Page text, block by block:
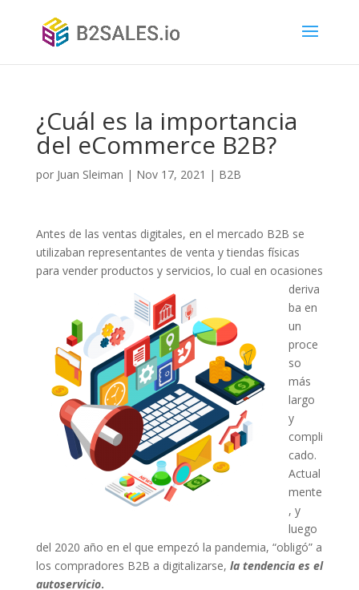
¿Cuál es la importancia
del eCommerce B2B?
por Juan Sleiman | Nov 17, 2021 | B2B
Antes de las ventas digitales, en el mercado B2B se
utilizaban representantes de venta y tiendas físicas
para vender productos y servicios, lo cual en ocasiones
deriva
ba en
un
proce
so
más
largo
y
compli
cado.
Actual
mente
, y
luego
del 2020 año en el que empezó la pandemia, “obligó” a
los compradores B2B a digitalizarse, la tendencia es el
autoservicio.